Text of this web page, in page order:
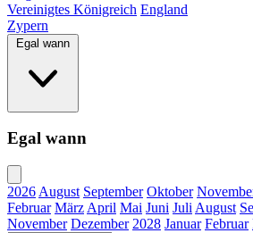
Vereinigtes Königreich England
Zypern
Egal wann
Egal wann
2026 August September Oktober
Februar März April Mai Juni Juli August
November Dezember 2028 Januar Februar